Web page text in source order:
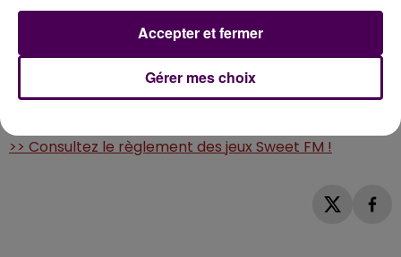
2025 à 10h)
AIDE, RÈGLEMENT ET CONDITIONS
>> Consultez le règlement des jeux Sweet FM !
Gérer mes choix
Accepter et fermer